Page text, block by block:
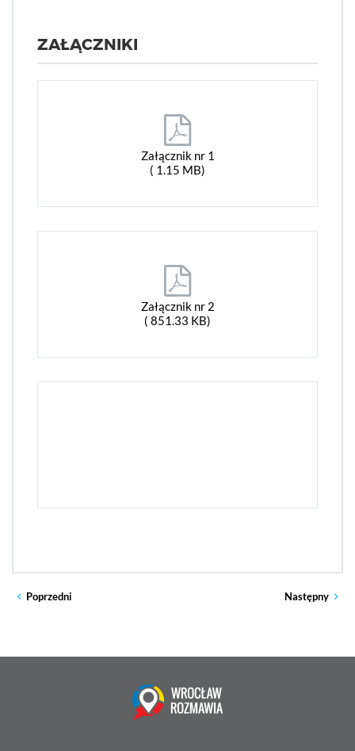
ZAŁĄCZNIKI
Załącznik nr 1
( 1.15 MB)
Załącznik nr 2
( 851.33 KB)
Poprzedni Następny